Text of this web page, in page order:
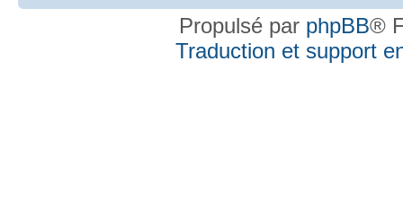
Propulsé par phpBB®
Traduction et support